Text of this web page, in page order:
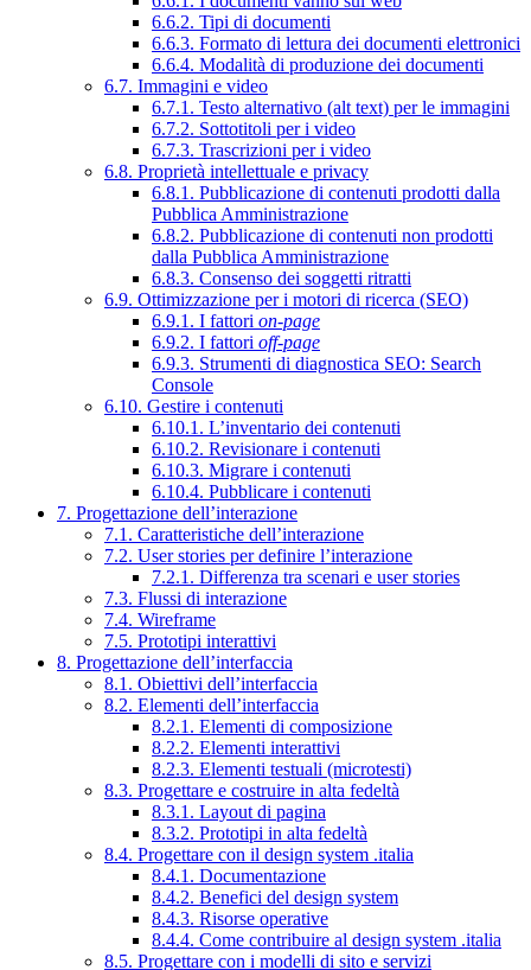
6.6.2. Tipi di documenti
6.6.3. Formato di lettura dei documenti elettronici
6.6.4. Modalità di produzione dei documenti
6.7. Immagini e video
6.7.1. Testo alternativo (alt text) per le immagini
6.7.2. Sottotitoli per i video
6.7.3. Trascrizioni per i video
6.8. Proprietà intellettuale e privacy
6.8.1. Pubblicazione di contenuti prodotti dalla
Pubblica Amministrazione
6.8.2. Pubblicazione di contenuti non prodotti
dalla Pubblica Amministrazione
6.8.3. Consenso dei soggetti ritratti
6.9. Ottimizzazione per i motori di ricerca (SEO)
6.9.1. I fattori on-page
6.9.2. I fattori off-page
6.9.3. Strumenti di diagnostica SEO: Search
Console
6.10. Gestire i contenuti
6.10.1. L’inventario dei contenuti
6.10.2. Revisionare i contenuti
6.10.3. Migrare i contenuti
6.10.4. Pubblicare i contenuti
7. Progettazione dell’interazione
7.1. Caratteristiche dell’interazione
7.2. User stories per definire l’interazione
7.2.1. Differenza tra scenari e user stories
7.3. Flussi di interazione
7.4. Wireframe
7.5. Prototipi interattivi
8. Progettazione dell’interfaccia
8.1. Obiettivi dell’interfaccia
8.2. Elementi dell’interfaccia
8.2.1. Elementi di composizione
8.2.2. Elementi interattivi
8.2.3. Elementi testuali (microtesti)
8.3. Progettare e costruire in alta fedeltà
8.3.1. Layout di pagina
8.3.2. Prototipi in alta fedeltà
8.4. Progettare con il design system .italia
8.4.1. Documentazione
8.4.2. Benefici del design system
8.4.3. Risorse operative
8.4.4. Come contribuire al design system .italia
8.5. Progettare con i modelli di sito e servizi